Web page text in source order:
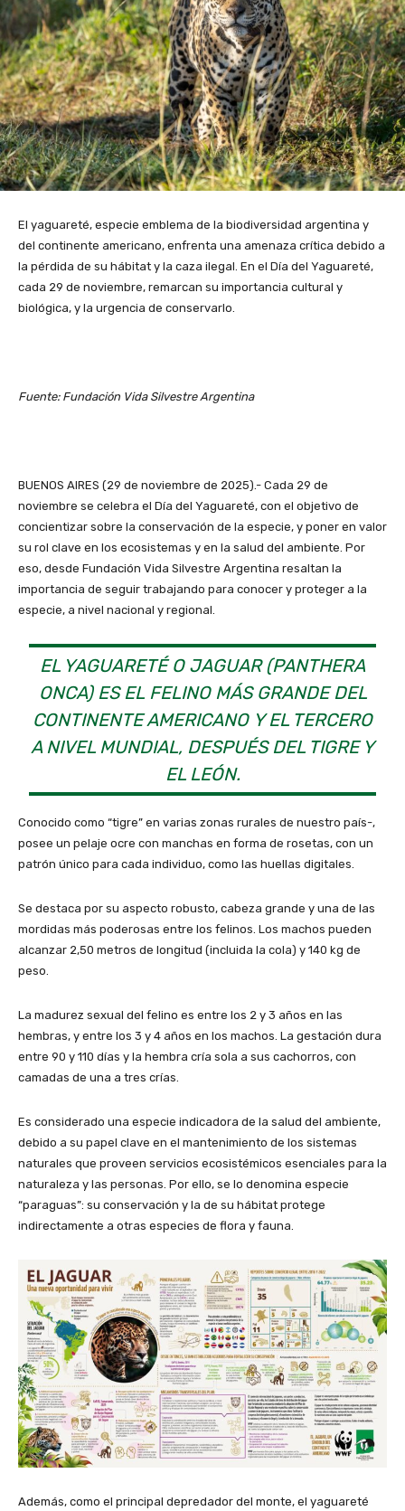
El yaguareté, especie emblema de la biodiversidad argentina y
del continente americano, enfrenta una amenaza crítica debido a
la pérdida de su hábitat y la caza ilegal. En el Día del Yaguareté,
cada 29 de noviembre, remarcan su importancia cultural y
biológica, y la urgencia de conservarlo.
Fuente: Fundación Vida Silvestre Argentina
BUENOS AIRES (29 de noviembre de 2025).- Cada 29 de
noviembre se celebra el Día del Yaguareté, con el objetivo de
concientizar sobre la conservación de la especie, y poner en valor
su rol clave en los ecosistemas y en la salud del ambiente. Por
eso, desde Fundación Vida Silvestre Argentina resaltan la
importancia de seguir trabajando para conocer y proteger a la
especie, a nivel nacional y regional.
EL YAGUARETÉ O JAGUAR (PANTHERA
ONCA) ES EL FELINO MÁS GRANDE DEL
CONTINENTE AMERICANO Y EL TERCERO
A NIVEL MUNDIAL, DESPUÉS DEL TIGRE Y
EL LEÓN.
Conocido como “tigre” en varias zonas rurales de nuestro país-,
posee un pelaje ocre con manchas en forma de rosetas, con un
patrón único para cada individuo, como las huellas digitales.
Se destaca por su aspecto robusto, cabeza grande y una de las
mordidas más poderosas entre los felinos. Los machos pueden
alcanzar 2,50 metros de longitud (incluida la cola) y 140 kg de
peso.
La madurez sexual del felino es entre los 2 y 3 años en las
hembras, y entre los 3 y 4 años en los machos. La gestación dura
entre 90 y 110 días y la hembra cría sola a sus cachorros, con
camadas de una a tres crías.
Es considerado una especie indicadora de la salud del ambiente,
debido a su papel clave en el mantenimiento de los sistemas
naturales que proveen servicios ecosistémicos esenciales para la
naturaleza y las personas. Por ello, se lo denomina especie
“paraguas”: su conservación y la de su hábitat protege
indirectamente a otras especies de flora y fauna.
Además, como el principal depredador del monte, el yaguareté